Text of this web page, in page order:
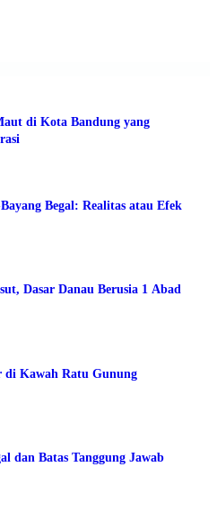
di Kota Bandung yang
Begal: Realitas atau Efek
Dasar Danau Berusia 1 Abad
Kawah Ratu Gunung
dan Batas Tanggung Jawab